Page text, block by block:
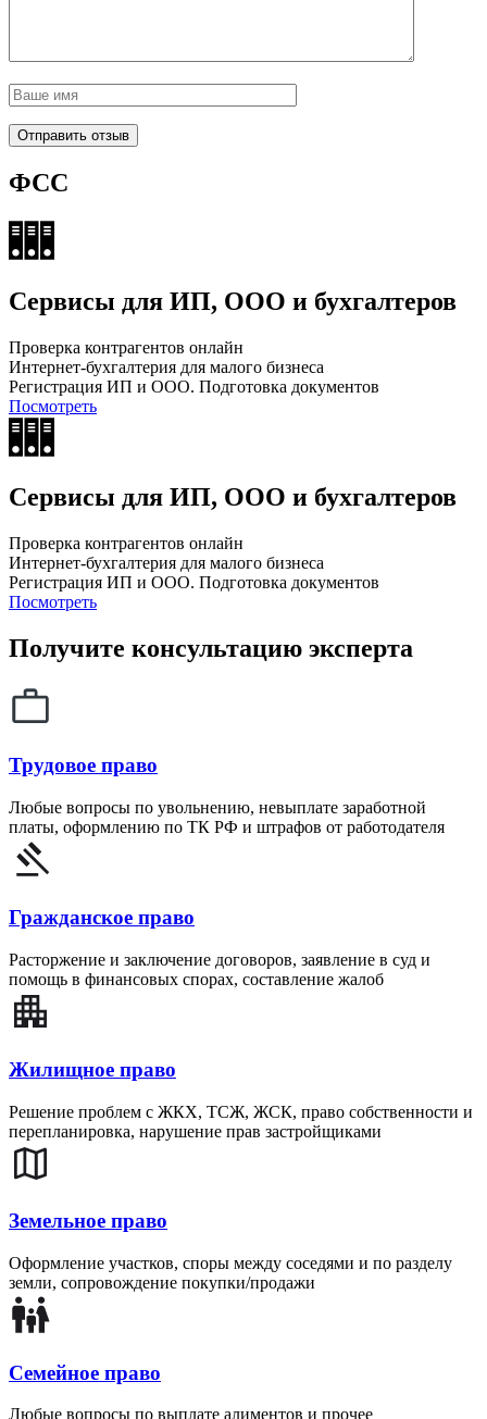
ФСС
Сервисы для ИП, ООО и бухгалтеров
Проверка контрагентов онлайн
Интернет-бухгалтерия для малого бизнеса
Регистрация ИП и ООО. Подготовка документов
Посмотреть
Сервисы для ИП, ООО и бухгалтеров
Проверка контрагентов онлайн
Интернет-бухгалтерия для малого бизнеса
Регистрация ИП и ООО. Подготовка документов
Посмотреть
Получите консультацию эксперта
Трудовое право
Любые вопросы по увольнению, невыплате заработной
платы, оформлению по ТК РФ и штрафов от работодателя
Гражданское право
Расторжение и заключение договоров, заявление в суд и
помощь в финансовых спорах, составление жалоб
Жилищное право
Решение проблем с ЖКХ, ТСЖ, ЖСК, право собственности и
перепланировка, нарушение прав застройщиками
Земельное право
Оформление участков, споры между соседями и по разделу
земли, сопровождение покупки/продажи
Семейное право
Любые вопросы по выплате алиментов и прочее